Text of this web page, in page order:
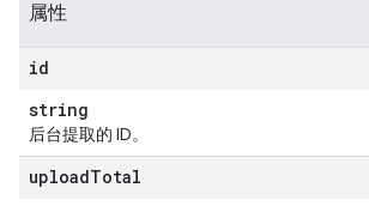
属性
id
string
后台提取的 ID。
uploadTotal